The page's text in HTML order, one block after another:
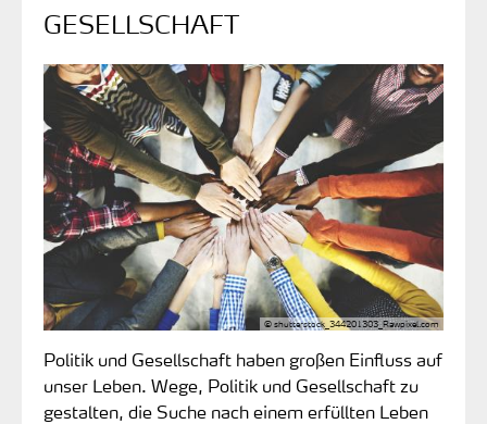
GESELLSCHAFT
© shutterstock_344201303_Rawpixel.com
Politik und Gesellschaft haben großen Einfluss auf
unser Leben. Wege, Politik und Gesellschaft zu
gestalten, die Suche nach einem erfüllten Leben